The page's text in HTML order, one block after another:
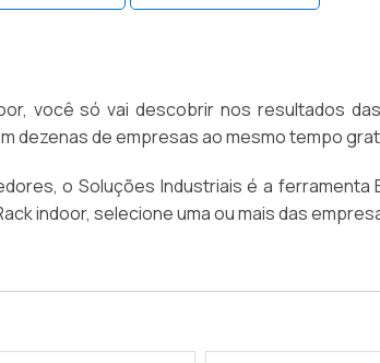
você só vai descobrir nos resultados
dezenas de empresas ao mesmo tempo
o Soluções Industriais é a ferramenta
indoor, selecione uma ou mais das